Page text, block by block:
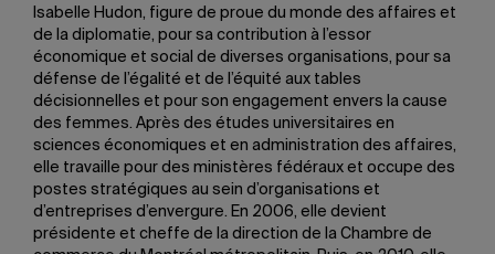
Isabelle Hudon, figure de proue du monde des affaires et
de la diplomatie, pour sa contribution à l’essor
économique et social de diverses organisations, pour sa
défense de l’égalité et de l’équité aux tables
décisionnelles et pour son engagement envers la cause
des femmes. Après des études universitaires en
sciences économiques et en administration des affaires,
elle travaille pour des ministères fédéraux et occupe des
postes stratégiques au sein d’organisations et
d’entreprises d’envergure. En 2006, elle devient
présidente et cheffe de la direction de la Chambre de